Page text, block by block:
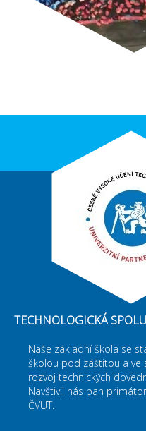
FUTURE CLASSROOM
Setkání učitelů z celé
Classroom aneb sdílíme
TECHNOLOGICKÁ
Naše základní škola se
školou pod záštitou a ve
rozvoj technických
Navštivil nás pan
ČVUT.